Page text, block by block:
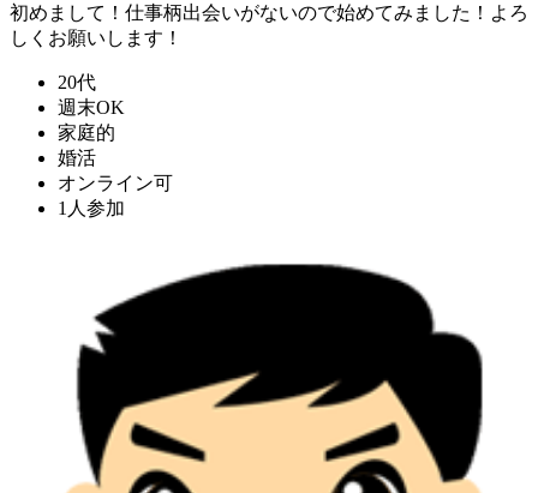
初めまして！仕事柄出会いがないので始めてみました！よろ
しくお願いします！
20代
週末OK
家庭的
婚活
オンライン可
1人参加